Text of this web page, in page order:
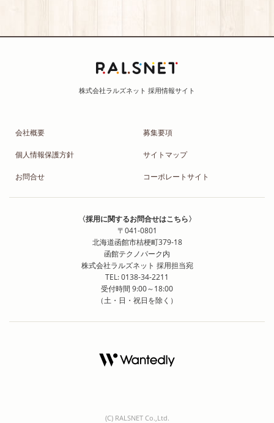
会社概要 募集要項
個人情報保護方針 サイトマップ
お問合せ コーポレートサイト
〈採用に関するお問合せはこちら〉
〒041-0801
北海道函館市桔梗町379-18
函館テクノパーク内
株式会社ラルズネット 採用担当宛
TEL: 0138-34-2211
受付時間 9:00～18:00
（土・日・祝日を除く）
(C) RALSNET Co.,Ltd.